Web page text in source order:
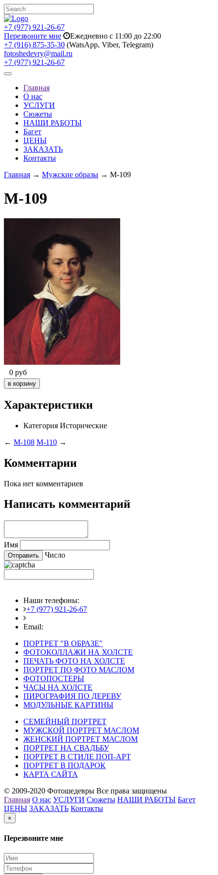
+7 (977) 921-26-67
Перезвоните мне
Ежедневно с 11:00 до 22:00
+7 (916) 875-35-30 (WatsApp, Viber, Telegram)
fotoshedevry@mail.ru
+7 (977) 921-26-67
Toggle
navigationГлавная
О нас
УСЛУГИ
Сюжеты
НАШИ РАБОТЫ
Багет
ЦЕНЫ
ЗАКАЗАТЬ
Контакты
Главная → Мужские образы → M-109
M-109
0 руб
Характеристики
Категория Исторические
← M-108 M-110 →
Комментарии
Пока нет комментариев
Написать комментарий
Имя
Число
Наши телефоны:
+7 (977) 921-26-67
Email:
ПОРТРЕТ "В ОБРАЗЕ"
ФОТОКОЛЛАЖИ НА ХОЛСТЕ
ПЕЧАТЬ ФОТО НА ХОЛСТЕ
ПОРТРЕТ ПО ФОТО МАСЛОМ
ФОТОПОСТЕРЫ
ЧАСЫ НА ХОЛСТЕ
ПИРОГРАФИЯ ПО ДЕРЕВУ
МОДУЛЬНЫЕ КАРТИНЫ
СЕМЕЙНЫЙ ПОРТРЕТ
МУЖСКОЙ ПОРТРЕТ МАСЛОМ
ЖЕНСКИЙ ПОРТРЕТ МАСЛОМ
ПОРТРЕТ НА СВАДЬБУ
ПОРТРЕТ В СТИЛЕ ПОП-АРТ
ПОРТРЕТ В ПОДАРОК
КАРТА САЙТА
© 2009-2020 Фотошедевры Все права защищены
Главная О нас УСЛУГИ Сюжеты НАШИ РАБОТЫ Багет
ЦЕНЫ ЗАКАЗАТЬ Контакты
×
Перезвоните мне